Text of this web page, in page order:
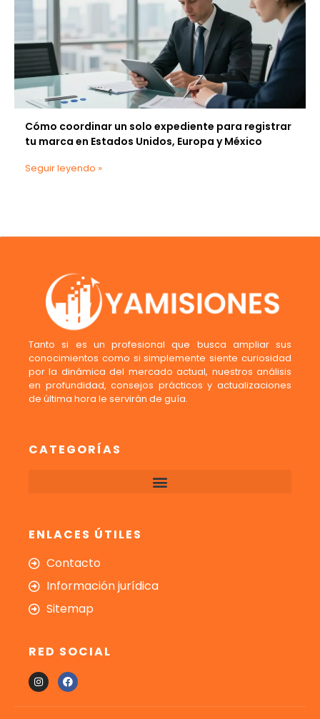
Cómo coordinar un solo expediente para registrar
tu marca en Estados Unidos, Europa y México
Seguir leyendo »
Tanto si es un profesional que busca ampliar sus
conocimientos como si simplemente siente curiosidad
por la dinámica del mercado actual, nuestros análisis
en profundidad, consejos prácticos y actualizaciones
de última hora le servirán de guía.
CATEGORÍAS
ENLACES ÚTILES
Contacto
Información jurídica
Sitemap
RED SOCIAL